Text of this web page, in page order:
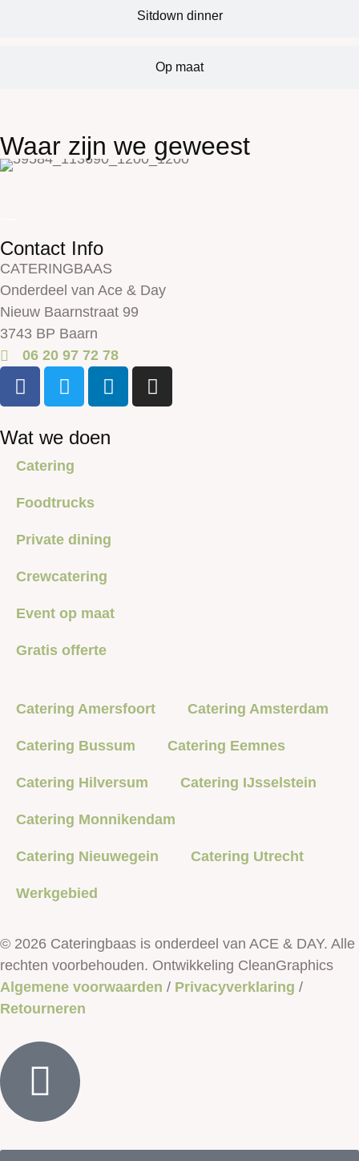
Sitdown dinner
Op maat
Waar zijn we geweest
Contact Info
CATERINGBAAS
Onderdeel van Ace & Day
Nieuw Baarnstraat 99
3743 BP Baarn
06 20 97 72 78
Wat we doen
Catering
Foodtrucks
Private dining
Crewcatering
Event op maat
Gratis offerte
Catering Amersfoort Catering Amsterdam
Catering Bussum Catering Eemnes
Catering Hilversum Catering IJsselstein
Catering Monnikendam
Catering Nieuwegein Catering Utrecht
Werkgebied
© 2026 Cateringbaas is onderdeel van ACE & DAY. Alle
rechten voorbehouden. Ontwikkeling CleanGraphics
Algemene voorwaarden / Privacyverklaring /
Retourneren